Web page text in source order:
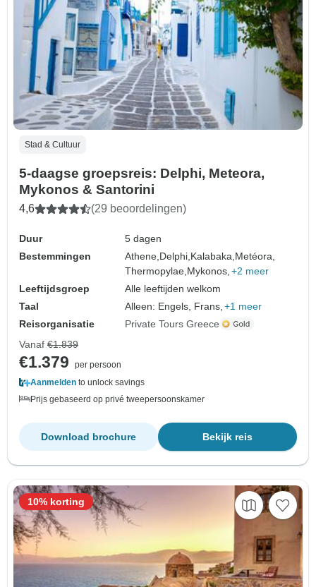
Stad & Cultuur
5-daagse groepsreis: Delphi, Meteora,
Mykonos & Santorini
4,6 (29 beoordelingen)
Duur
5 dagen
Bestemmingen
Athene, Delphi, Kalabaka, Metéora,
Thermopylae, Mykonos, +2 meer
Leeftijdsgroep
Alle leeftijden welkom
Taal
Alleen: Engels, Frans, +1 meer
Reisorganisatie
Private Tours Greece
Vanaf €1.839
€1.379
per persoon
Aanmelden to unlock savings
Prijs gebaseerd op privé tweepersoonskamer
Bekijk reis
Download brochure
10% korting